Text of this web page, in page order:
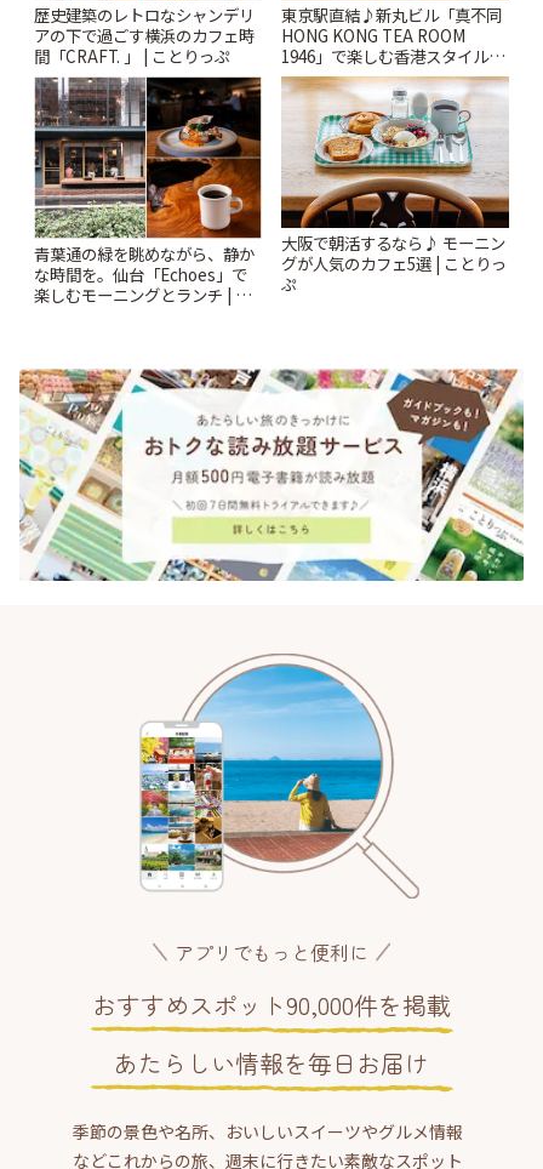
歴史建築のレトロなシャンデリ
アの下で過ごす横浜のカフェ時
間「CRAFT. 」 | ことりっぷ
東京駅直結♪新丸ビル「真不同
HONG KONG TEA ROOM
1946」で楽しむ香港スタイルの
アフタヌーンティー | ことりっ
ぷ
青葉通の緑を眺めながら、静か
な時間を。仙台「Echoes」で
楽しむモーニングとランチ | こ
大阪で朝活するなら♪ モーニン
グが人気のカフェ5選 | ことりっ
ぷ
アプリでもっと便利に
おすすめスポット90,000件を掲載
あたらしい情報を毎日お届け
季節の景色や名所、おいしいスイーツやグルメ情報
などこれからの旅、週末に行きたい素敵なスポット